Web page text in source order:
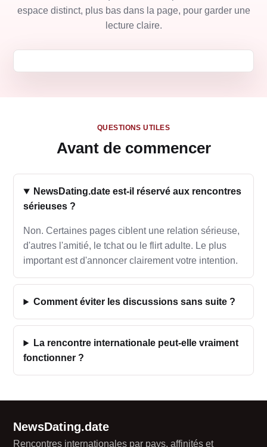
espace distinct, plus bas dans la page, pour garder une
lecture claire.
QUESTIONS UTILES
Avant de commencer
NewsDating.date est-il réservé aux rencontres
sérieuses ?
Non. Certaines pages ciblent une relation sérieuse,
d'autres l'amitié, le tchat ou le flirt adulte. Le plus
important est d'annoncer clairement votre intention.
Comment éviter les discussions sans suite ?
La rencontre internationale peut-elle vraiment
fonctionner ?
NewsDating.date
Rencontres internationales par pays, affinités et